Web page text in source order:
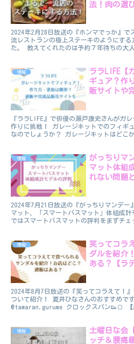
法！肉の選
2024年2月28日放送の『ホンマでっか』で
流レストランの極上ステーキのようにす
た。 教えてくれたのは予約７年待ちの大
情報
ララLIFE【
ギュア？作
販サイトや
『ララLIFE』で俳優の瀬戸康史さんがガ
作りに挑戦！ ガレージキットでのフィギ
なのでしょうか？ ガレージキットはどこ
情報
がっちりマ
マット体組
れない問題
2024年7月21日放送の『がっちりマンデー
マット、「スマートバスマット」体組成
ではスマートバスマットの評判をまずチェ
情報
笑ってコラ
ダルを紹介
ある？【ラ
2024年8月7日放送の『笑ってコラえて！
ついて紹介！ 夏井ひなさんのおすすめで
@tamaran.gurume クロックスパン👟🍞
情報
土曜日な会
ッチ＆腰痛